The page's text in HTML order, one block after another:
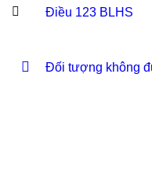
Điều 123 BLHS
Đối tượng không